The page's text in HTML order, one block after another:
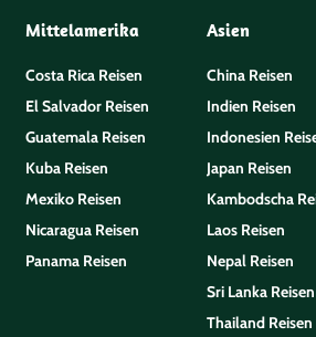
Mittelamerika
Costa Rica Reisen
El Salvador Reisen
Guatemala Reisen
Kuba Reisen
Mexiko Reisen
Nicaragua Reisen
Panama Reisen
Asien
China Reisen
Indien Reisen
Indonesien
Japan Reisen
Kambodscha
Laos Reisen
Nepal Reisen
Sri Lanka Reisen
Thailand Reisen